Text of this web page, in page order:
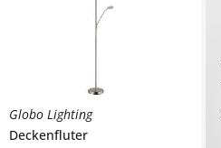
Globo Lighting
Deckenfluter